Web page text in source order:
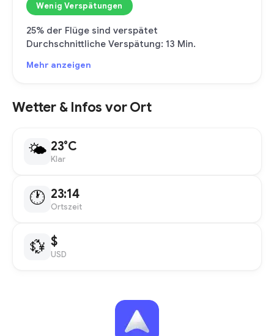
Wenig Verspätungen
25% der Flüge sind verspätet
Durchschnittliche Verspätung: 13 Min.
Mehr anzeigen
Wetter & Infos vor Ort
🌤 23°C
Klar
🕐 23:14
Ortszeit
💱 $
USD